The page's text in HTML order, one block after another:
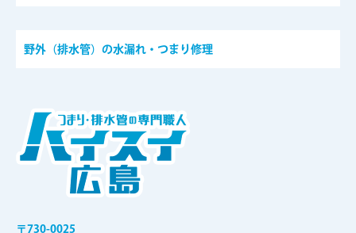
野外（排水管）の水漏れ・つまり修理
〒730-0025